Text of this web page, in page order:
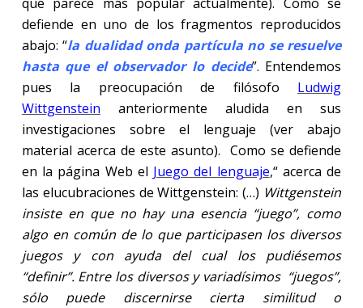
que parece más popular actualmente). Como se
defiende en uno de los fragmentos reproducidos
abajo: “la dualidad onda partícula no se resuelve
hasta que el observador lo decide”. Entendemos
pues la preocupación de filósofo Ludwig
Wittgenstein anteriormente aludida en sus
investigaciones sobre el lenguaje (ver abajo
material acerca de este asunto). Como se defiende
en la página Web el Juego del lenguaje,“ acerca de
las elucubraciones de Wittgenstein: (…) Wittgenstein
insiste en que no hay una esencia “juego”, como
algo en común de lo que participasen los diversos
juegos y con ayuda del cual los pudiésemos
“definir”. Entre los diversos y variadísimos “juegos”,
sólo puede discernirse cierta similitud o